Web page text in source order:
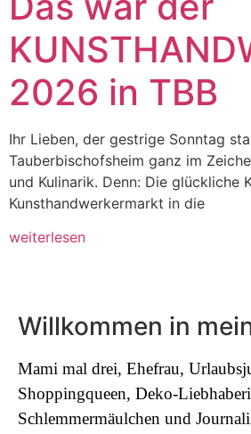
2026 in TBB
Ihr Lieben, der gestrige Sonntag
Tauberbischofsheim ganz im
und Kulinarik. Denn: Die glückliche
Kunsthandwerkermarkt in die
weiterlesen
Willkommen in
Mami mal drei, Ehefrau,
Shoppingqueen, Deko-
Schlemmermäulchen und